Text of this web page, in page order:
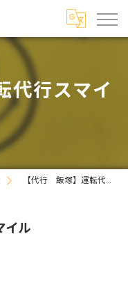
代行スマイ
【代行 飯塚】運転代行スマイル
イル